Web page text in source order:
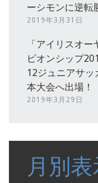
ーシモンに逆転
2019年3月31日
「アイリスオ
ピオンシップ
12ジュニアサッ
本大会へ出場！
2019年3月29日
月別